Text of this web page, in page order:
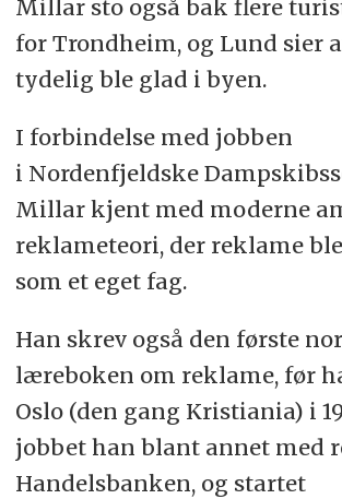
Millar sto også bak flere
for Trondheim, og Lund sier
tydelig ble glad i byen.
I forbindelse med jobben
i Nordenfjeldske
Millar kjent med moderne
reklameteori, der reklame
som et eget fag.
Han skrev også den første
læreboken om reklame, før
Oslo (den gang Kristiania) i
jobbet han blant annet med
Handelsbanken, og startet